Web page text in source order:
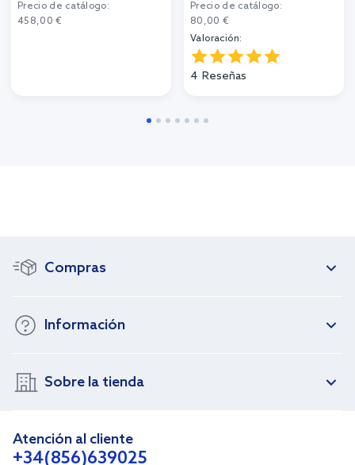
Precio de catálogo:
458,00 €
Precio de catálogo:
80,00 €
Valoración:
4 Reseñas
Compras
Información
Sobre la tienda
Atención al cliente
+34(856)639025